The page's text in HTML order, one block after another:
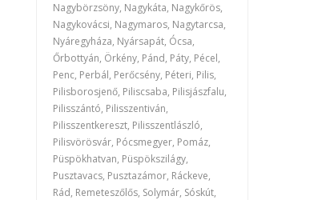
Nagybörzsöny, Nagykáta, Nagykőrös,
Nagykovácsi, Nagymaros, Nagytarcsa,
Nyáregyháza, Nyársapát, Ócsa,
Őrbottyán, Örkény, Pánd, Páty, Pécel,
Penc, Perbál, Perőcsény, Péteri, Pilis,
Pilisborosjenő, Piliscsaba, Pilisjászfalu,
Pilisszántó, Pilisszentiván,
Pilisszentkereszt, Pilisszentlászló,
Pilisvörösvár, Pócsmegyer, Pomáz,
Püspökhatvan, Püspökszilágy,
Pusztavacs, Pusztazámor, Ráckeve,
Rád, Remeteszőlős, Solymár, Sóskút,